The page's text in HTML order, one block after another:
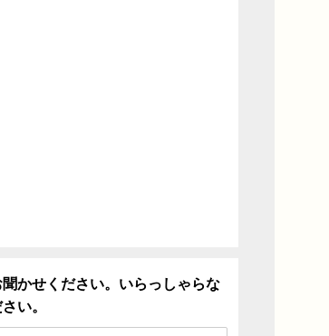
かせください。いらっしゃらな
い。